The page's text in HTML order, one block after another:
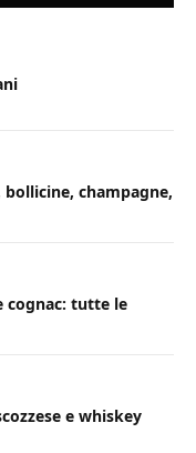
champagne,
cognac: tutte le
e whiskey